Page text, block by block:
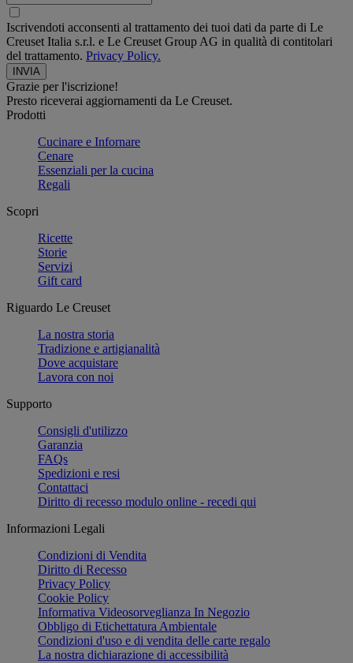
Iscrivendoti acconsenti al trattamento dei tuoi dati da parte di Le
Creuset Italia s.r.l. e Le Creuset Group AG in qualità di contitolari
del trattamento. Privacy Policy.
Grazie per l'iscrizione!
Presto riceverai aggiornamenti da Le Creuset.
Prodotti
Cucinare e Infornare
Cenare
Essenziali per la cucina
Regali
Scopri
Ricette
Storie
Servizi
Gift card
Riguardo Le Creuset
La nostra storia
Tradizione e artigianalità
Dove acquistare
Lavora con noi
Supporto
Consigli d'utilizzo
Garanzia
FAQs
Spedizioni e resi
Contattaci
Diritto di recesso modulo online - recedi qui
Informazioni Legali
Condizioni di Vendita
Diritto di Recesso
Privacy Policy
Cookie Policy
Informativa Videosorveglianza In Negozio
Obbligo di Etichettatura Ambientale
Condizioni d'uso e di vendita delle carte regalo
La nostra dichiarazione di accessibilità